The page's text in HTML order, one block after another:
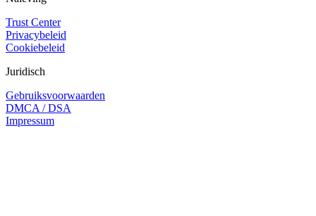
Trust Center
Privacybeleid
Cookiebeleid
Juridisch
Gebruiksvoorwaarden
DMCA / DSA
Impressum